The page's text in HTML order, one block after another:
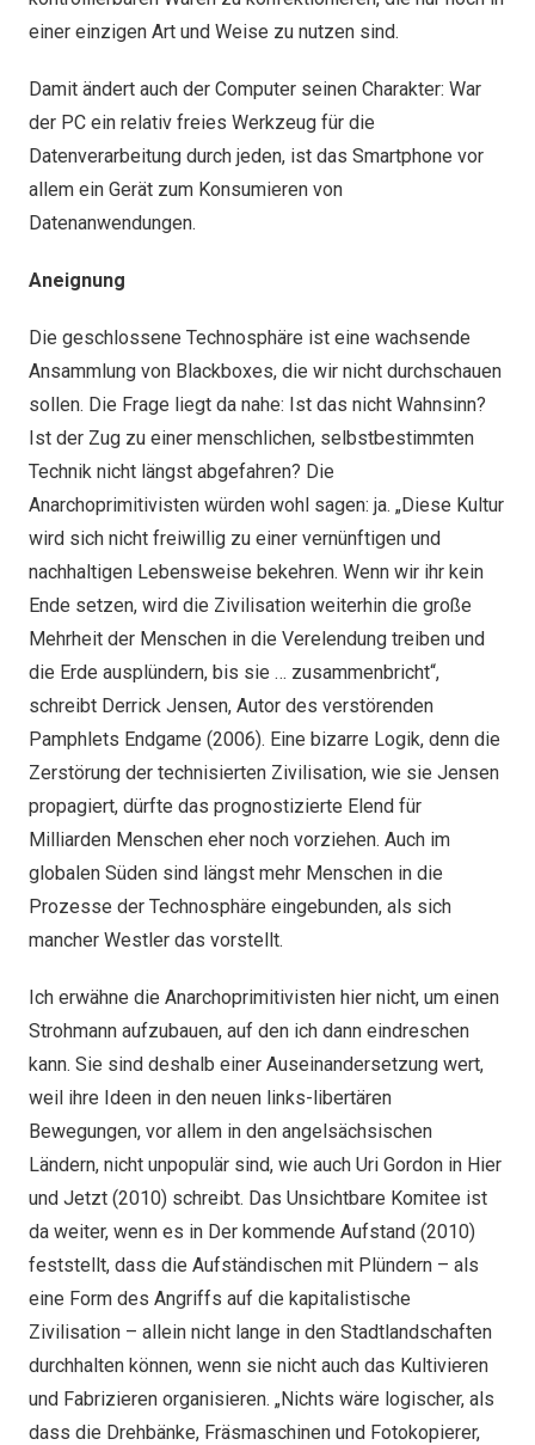
einer einzigen Art und Weise zu nutzen sind.
Damit ändert auch der Computer seinen Charakter: War
der PC ein relativ freies Werkzeug für die
Datenverarbeitung durch jeden, ist das Smartphone vor
allem ein Gerät zum Konsumieren von
Datenanwendungen.
Aneignung
Die geschlossene Technosphäre ist eine wachsende
Ansammlung von Blackboxes, die wir nicht durchschauen
sollen. Die Frage liegt da nahe: Ist das nicht Wahnsinn?
Ist der Zug zu einer menschlichen, selbstbestimmten
Technik nicht längst abgefahren? Die
Anarchoprimitivisten würden wohl sagen: ja. „Diese Kultur
wird sich nicht freiwillig zu einer vernünftigen und
nachhaltigen Lebensweise bekehren. Wenn wir ihr kein
Ende setzen, wird die Zivilisation weiterhin die große
Mehrheit der Menschen in die Verelendung treiben und
die Erde ausplündern, bis sie … zusammenbricht“,
schreibt Derrick Jensen, Autor des verstörenden
Pamphlets Endgame (2006). Eine bizarre Logik, denn die
Zerstörung der technisierten Zivilisation, wie sie Jensen
propagiert, dürfte das prognostizierte Elend für
Milliarden Menschen eher noch vorziehen. Auch im
globalen Süden sind längst mehr Menschen in die
Prozesse der Technosphäre eingebunden, als sich
mancher Westler das vorstellt.
Ich erwähne die Anarchoprimitivisten hier nicht, um einen
Strohmann aufzubauen, auf den ich dann eindreschen
kann. Sie sind deshalb einer Auseinandersetzung wert,
weil ihre Ideen in den neuen links-libertären
Bewegungen, vor allem in den angelsächsischen
Ländern, nicht unpopulär sind, wie auch Uri Gordon in Hier
und Jetzt (2010) schreibt. Das Unsichtbare Komitee ist
da weiter, wenn es in Der kommende Aufstand (2010)
feststellt, dass die Aufständischen mit Plündern – als
eine Form des Angriffs auf die kapitalistische
Zivilisation – allein nicht lange in den Stadtlandschaften
durchhalten können, wenn sie nicht auch das Kultivieren
und Fabrizieren organisieren. „Nichts wäre logischer, als
dass die Drehbänke, Fräsmaschinen und Fotokopierer,